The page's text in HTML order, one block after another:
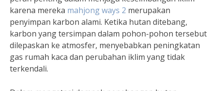
karena mereka mahjong ways 2 merupakan
penyimpan karbon alami. Ketika hutan ditebang,
karbon yang tersimpan dalam pohon-pohon tersebut
dilepaskan ke atmosfer, menyebabkan peningkatan
gas rumah kaca dan perubahan iklim yang tidak
terkendali.